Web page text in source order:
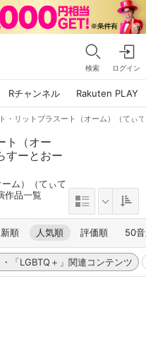
検索 ログイン
Rチャンネル Rakuten PLAY
・リットプラスート（オーム）（てぃ
ト（オー
すーとおー
ム）（てぃて
作品一覧
順 人気順 評価順 50
「LGBTQ＋」関連コンテンツ